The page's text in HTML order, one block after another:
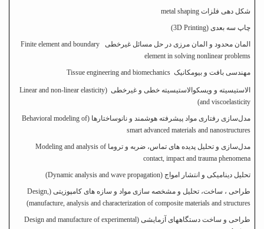
شکل دهی فلزات metal shaping
چاپ سه بعدی (3D Printing)
المان محدود و المان مرزی در حل مسائل غیرخطی Finite element and boundary
element in solving nonlinear problems
مهندسی بافت و بیومکانیک Tissue engineering and biomechanics
الاستیسیته و ویسکوالاستیسیته خطی و غیرخطی (Linear and non-linear elasticity
and viscoelasticity
(
مدل‌سازی رفتاری مواد پیشرفته هوشمند و نانوساختارها )
Behavioral modeling of
smart advanced materials and nanostructures
مدل‌سازی و تحلیل پدیده های تماس، ضربه و تروما Modeling and analysis of
contact, impact and trauma phenomena
تحلیل دینامیکی و انتشار امواج )
Dynamic analysis and wave propagation
(
طراحی ، ساخت، تحلیل و مشخصه سازی مواد و سازه های کامپوزیتی )
Design,
manufacture, analysis and characterization of composite materials and structures
(
طراحی و ساخت دستگاههای آزمایشی )
Design and manufacture of experimental